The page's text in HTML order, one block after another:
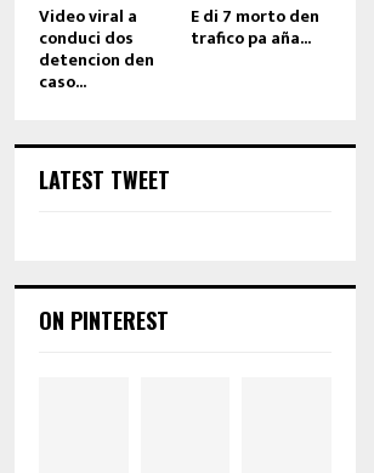
Video viral a
conduci dos
detencion den
caso...
E di 7 morto den
trafico pa aña...
LATEST TWEET
ON PINTEREST